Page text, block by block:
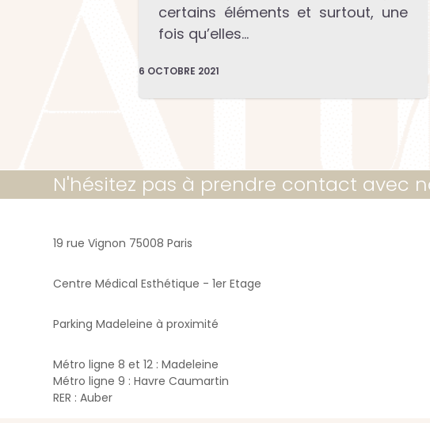
certains éléments et surtout, une
fois qu’elles…
6 OCTOBRE 2021
N'hésitez pas à prendre contact avec
19 rue Vignon 75008 Paris
Centre Médical Esthétique - 1er Etage
Parking Madeleine à proximité
Métro ligne 8 et 12 : Madeleine
Métro ligne 9 : Havre Caumartin
RER : Auber